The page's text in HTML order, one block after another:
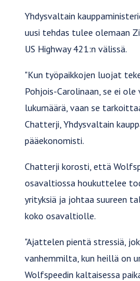
Yhdysvaltain
uusi tehdas tulee olemaan
US Highway 421:n välissä.
"Kun työpaikkojen luojat
Pohjois-Carolinaan, se ei ole
lukumäärä, vaan se
Chatterji, Yhdysvaltain
pääekonomisti.
Chatterji korosti, että
osavaltiossa houkuttelee
yrityksiä ja johtaa suureen
koko osavaltiolle.
"Ajattelen pientä stressiä,
vanhemmilta, kun heillä on
Wolfspeedin kaltaisessa